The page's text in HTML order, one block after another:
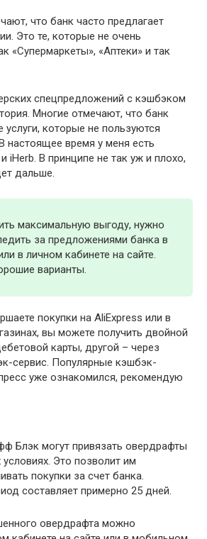
что банк часто предлагает
Это те, которые не очень
«Супермаркеты», «Аптеки» и так
спецпредложений с кэшбэком
Многие отмечают, что банк
услуги, которые не пользуются
настоящее время у меня есть
iHerb. В принципе не так уж и плохо,
дальше.
максимальную выгоду, нужно
за предложениями банка в
в личном кабинете на сайте.
варианты.
покупки на AliExpress или в
вы можете получить двойной
карты, другой – через
сервис. Популярные кэшбэк-
уже ознакомился, рекомендую
Блэк могут привязать овердрафты
Это позволит им
покупки за счет банка.
составляет примерно 25 дней.
овердрафта можно